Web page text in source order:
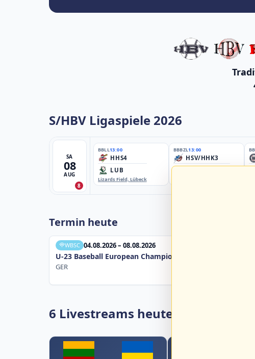
S/HBV Ligaspiele 2026
SA
08
AUG
8
BBLL13:00
HHS4
LUB
Lizards Field, Lübeck
BBBZL13:00
HSV/HHK3
Termin heute
WBSC 04.08.2026 – 08.08.2026
U-23 Baseball European Championship B Pool 2026 -
GER
6 Livestreams heute